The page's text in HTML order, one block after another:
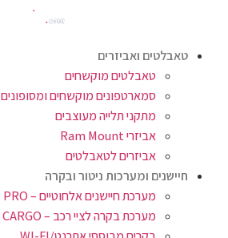
טאבלטים ואביזרים
טאבלטים מוקשחים
סמארטפונים מוקשחים ומסופונים
מתקני תלייה מעוצבים
אביזרי Ram Mount
אביזרים לטאבלטים
חיישנים ומערכות ניטור ובקרה
מערכת חיישנים אלחוטיים – WISE PRO
מערכת בקרה לציי רכב – WISE CARGO